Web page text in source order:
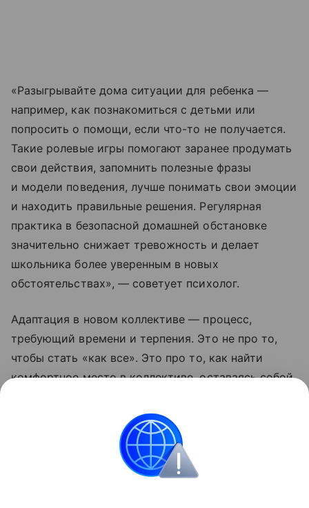
«Разыгрывайте дома ситуации для ребенка —
например, как познакомиться с детьми или
попросить о помощи, если что-то не получается.
Такие ролевые игры помогают заранее продумать
свои действия, запомнить полезные фразы
и модели поведения, лучше понимать свои эмоции
и находить правильные решения. Регулярная
практика в безопасной домашней обстановке
значительно снижает тревожность и делает
школьника более уверенным в новых
обстоятельствах», — советует психолог.
Адаптация в новом коллективе — процесс,
требующий времени и терпения. Это не про то,
чтобы стать «как все». Это про то, как найти
комфортное место в коллективе, оставаясь собой.
и поддержка — лучший фундамент для успешной
социализации ребенка в новой обстановке.
Образование